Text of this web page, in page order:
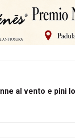
al vento e pini